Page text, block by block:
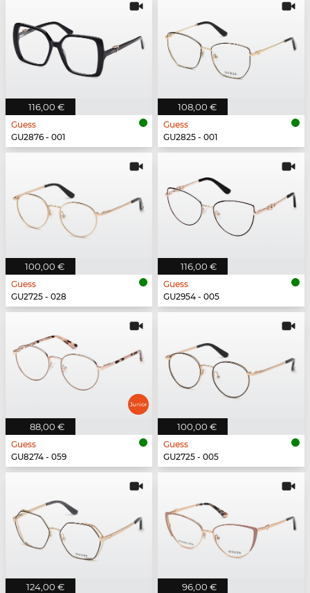
116,00 €
Guess
GU2876 - 001
108,00 €
Guess
GU2825 - 001
100,00 €
Guess
GU2725 - 028
116,00 €
Guess
GU2954 - 005
88,00 €
Guess
GU8274 - 059
100,00 €
Guess
GU2725 - 005
124,00 € 96,00 €